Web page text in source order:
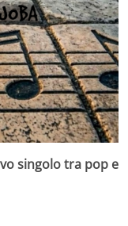
singolo tra pop e